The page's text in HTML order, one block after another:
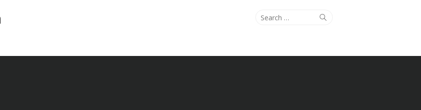
Search
Search